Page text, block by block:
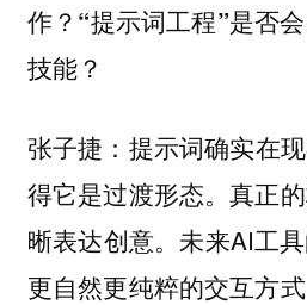
作？“提示词工程”是否
技能？
张子捷 ：提示词确实在
得它是过渡形态。真正
晰表达创意。未来AI工
更自然更纯粹的交互方